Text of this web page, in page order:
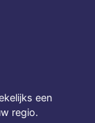
een
regio.